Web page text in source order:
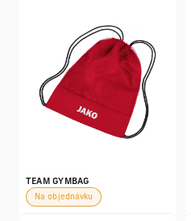
TEAM GYMBAG
Na objednávku